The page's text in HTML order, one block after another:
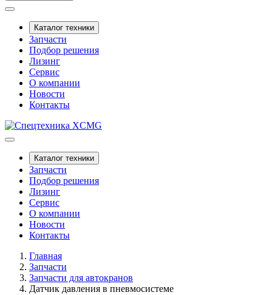
Каталог техники
Запчасти
Подбор решения
Лизинг
Сервис
О компании
Новости
Контакты
Каталог техники
Запчасти
Подбор решения
Лизинг
Сервис
О компании
Новости
Контакты
Главная
Запчасти
Запчасти для автокранов
Датчик давления в пневмосистеме